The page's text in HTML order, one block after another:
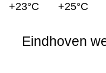
+23°C +25°C
Eindhoven